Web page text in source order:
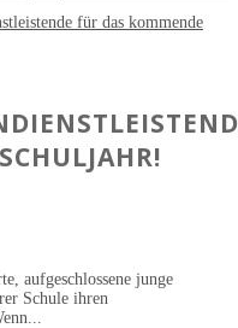
aufgeschlossene junge
Schule ihren